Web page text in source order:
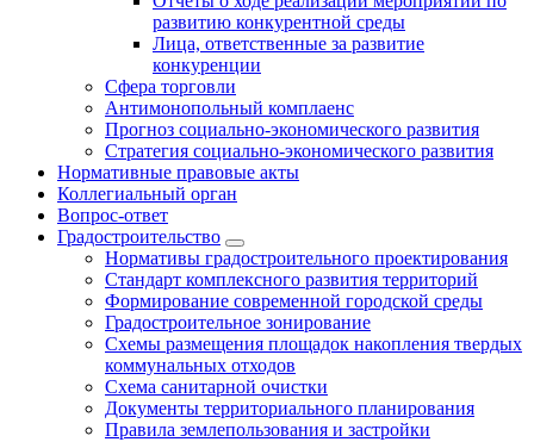
развитию конкурентной среды
Лица, ответственные за развитие
конкуренции
Сфера торговли
Антимонопольный комплаенс
Прогноз социально-экономического развития
Стратегия социально-экономического развития
Нормативные правовые акты
Коллегиальный орган
Вопрос-ответ
Градостроительство
Нормативы градостроительного проектирования
Стандарт комплексного развития территорий
Формирование современной городской среды
Градостроительное зонирование
Схемы размещения площадок накопления твердых
коммунальных отходов
Схема санитарной очистки
Документы территориального планирования
Правила землепользования и застройки